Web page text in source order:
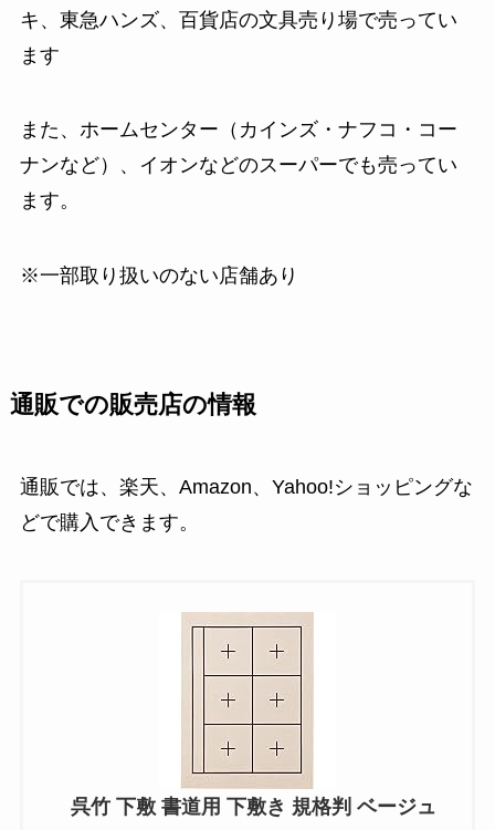
キ、東急ハンズ、百貨店の文具売り場で売ってい
ます
また、ホームセンター（カインズ・ナフコ・コー
ナンなど）、イオンなどのスーパーでも売ってい
ます。
※一部取り扱いのない店舗あり
通販での販売店の情報
通販では、楽天、Amazon、Yahoo!ショッピングな
どで購入できます。
呉竹 下敷 書道用 下敷き 規格判 ベージュ